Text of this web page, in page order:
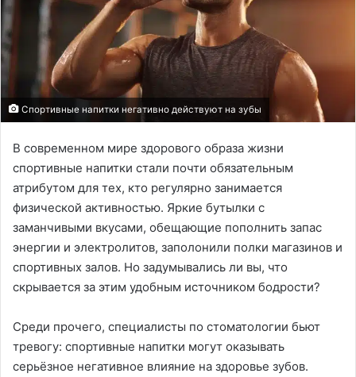
Спортивные напитки негативно действуют на зубы
В современном мире здорового образа жизни
спортивные напитки стали почти обязательным
атрибутом для тех, кто регулярно занимается
физической активностью. Яркие бутылки с
заманчивыми вкусами, обещающие пополнить запас
энергии и электролитов, заполонили полки магазинов и
спортивных залов. Но задумывались ли вы, что
скрывается за этим удобным источником бодрости?
Среди прочего, специалисты по стоматологии бьют
тревогу: спортивные напитки могут оказывать
серьёзное негативное влияние на здоровье зубов.